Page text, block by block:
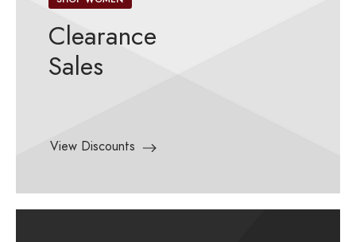
Clearance
Sales
View Discounts